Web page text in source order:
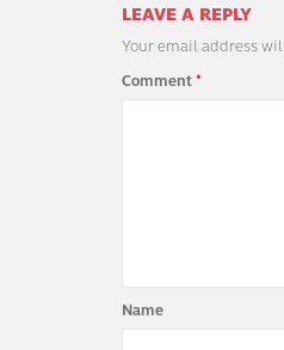
LEAVE A REPLY
Your email address
Comment*
Name